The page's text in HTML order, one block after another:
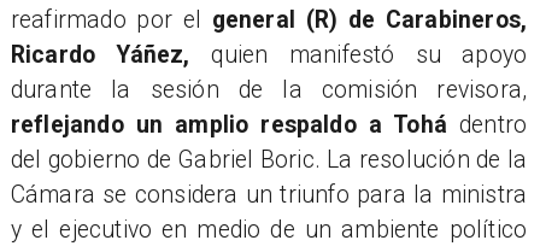
reafirmado por el general (R) de Carabineros,
Ricardo Yáñez, quien manifestó su apoyo
durante la sesión de la comisión revisora,
reflejando un amplio respaldo a Tohá dentro
del gobierno de Gabriel Boric. La resolución de la
Cámara se considera un triunfo para la ministra
y el ejecutivo en medio de un ambiente político